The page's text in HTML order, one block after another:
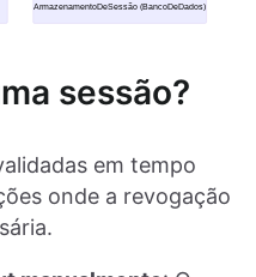
sessão?
em tempo
onde a revogação